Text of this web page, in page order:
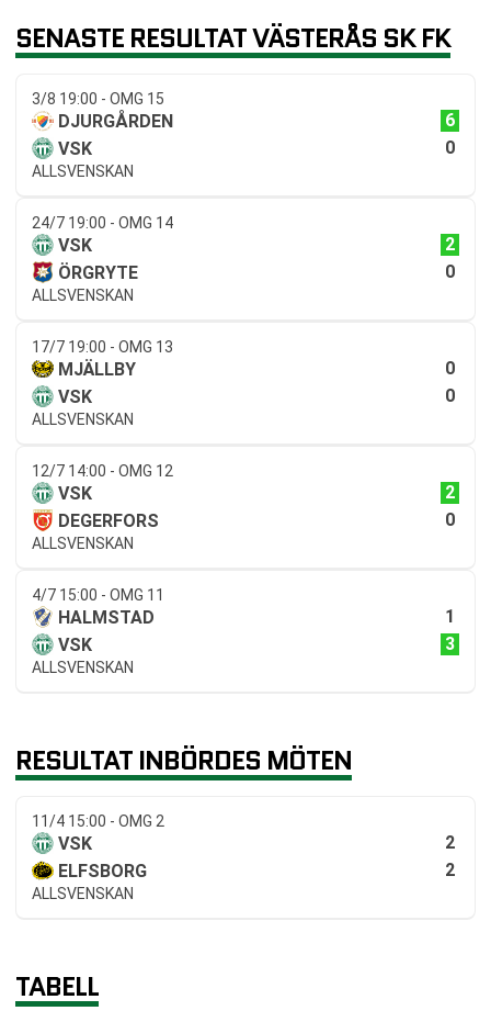
SENASTE RESULTAT VÄSTERÅS SK FK
3/8 19:00 - OMG 15
DJURGÅRDEN
6
VSK
0
ALLSVENSKAN
24/7 19:00 - OMG 14
VSK
2
ÖRGRYTE
0
ALLSVENSKAN
17/7 19:00 - OMG 13
MJÄLLBY
0
VSK
0
ALLSVENSKAN
12/7 14:00 - OMG 12
VSK
2
DEGERFORS
0
ALLSVENSKAN
4/7 15:00 - OMG 11
HALMSTAD
1
VSK
3
ALLSVENSKAN
RESULTAT INBÖRDES MÖTEN
11/4 15:00 - OMG 2
VSK
2
ELFSBORG
2
ALLSVENSKAN
TABELL